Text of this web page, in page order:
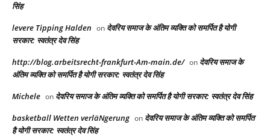
सिंह
levere Tipping Halden on देवरिय समाज के अंतिम व्यक्ति को समर्पित है योगी
सरकार: स्वतंत्र देव सिंह
http://blog.arbeitsrecht-frankfurt-Am-main.de/ on देवरिय समाज के
अंतिम व्यक्ति को समर्पित है योगी सरकार: स्वतंत्र देव सिंह
Michele on देवरिय समाज के अंतिम व्यक्ति को समर्पित है योगी सरकार: स्वतंत्र देव सिंह
basketball Wetten verläNgerung on देवरिय समाज के अंतिम व्यक्ति को समर्पित
है योगी सरकार: स्वतंत्र देव सिंह